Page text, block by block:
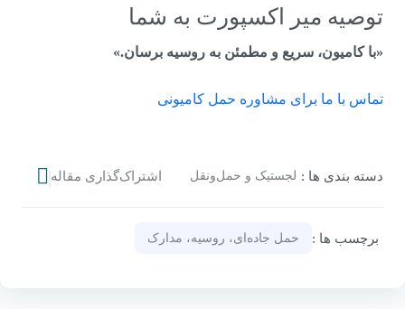
توصیه میر اکسپورت به شما
«با کامیون، سریع و مطمئن به روسیه برسان.»
تماس با ما برای مشاوره حمل کامیونی
دسته‌ بندی‌ ها : لجستیک و حمل‌ونقل اشتراک‌گذاری مقاله
برچسب‌ ها : حمل جاده‌ای، روسیه، مدارک